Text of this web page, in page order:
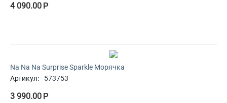
4 090.00 Р
Na Na Na Surprise Sparkle Морячка
Артикул:
573753
3 990.00 Р